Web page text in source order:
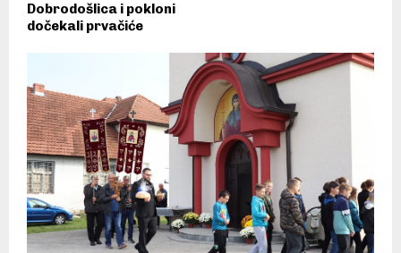
Dobrodošlica i pokloni
dočekali prvačiće